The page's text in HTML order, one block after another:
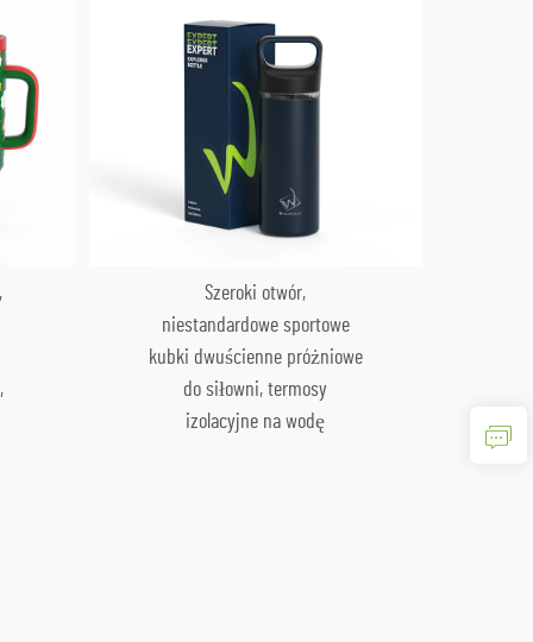
Szeroki otwór,
niestandardowe sportowe
kubki dwuścienne próżniowe
do siłowni, termosy
izolacyjne na wodę